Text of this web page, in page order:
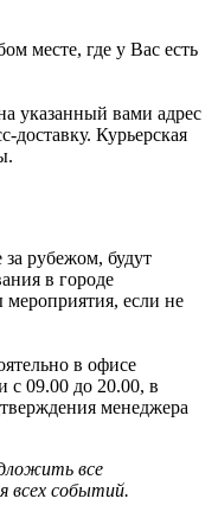
месте, где у Вас есть
указанный вами адрес
доставку. Курьерская
рубежом, будут
в городе
мероприятия, если не
в офисе
с 09.00 до 20.00, в
менеджера
все
всех событий.